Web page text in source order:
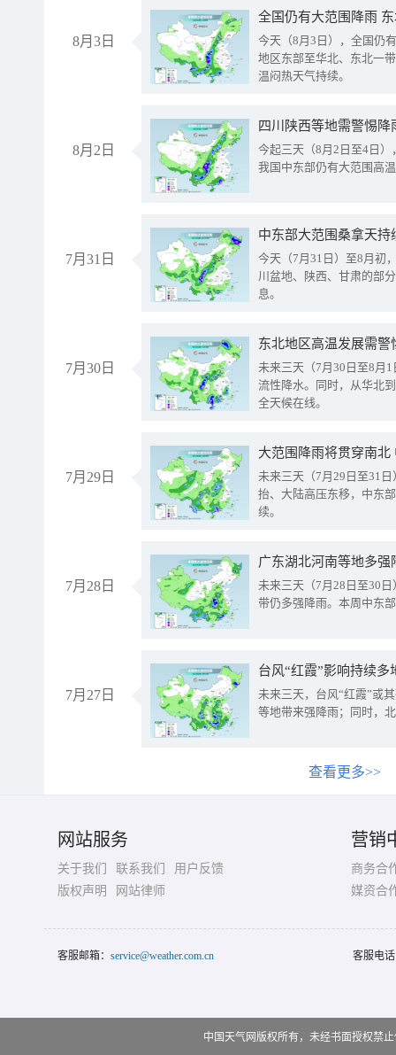
8月3日
全国仍有大范围降雨
今天（8月3日），全国仍
地区东部至华北、东北一
温闷热天气持续。
8月2日
今起三天（8月2日至4日
我国中东部仍有大范围高
7月31日
中东部大范围桑拿天
今天（7月31日）至8月初
川盆地、陕西、甘肃的部
息。
7月30日
东北地区高温发展需
未来三天（7月30日至8月
流性降水。同时，从华北
全天候在线。
7月29日
大范围降雨将贯穿南
未来三天（7月29日至31
抬、大陆高压东移，中东
续。
7月28日
广东湖北河南等地多
未来三天（7月28日至30
带仍多强降雨。本周中东
7月27日
台风“红霞”影响持续
未来三天，台风“红霞”或
等地带来强降雨；同时，
查看更多>>
网站服务
关于我们 联系我们
用户反馈
版权声明
网站律师
营销
商务合
媒资合
客服邮箱： service@weather.com.cn 客服电
中国天气网版权所有，未经书面授权